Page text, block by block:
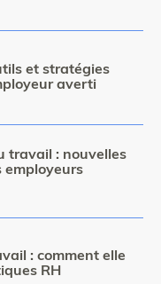
et stratégies
averti
travail : nouvelles
employeurs
: comment elle
RH